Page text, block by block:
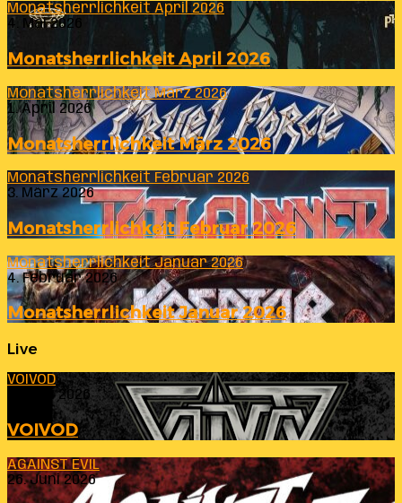
Monatsherrlichkeit April 2026
4. Mai 2026
Monatsherrlichkeit April 2026
Monatsherrlichkeit März 2026
1. April 2026
Monatsherrlichkeit März 2026
Monatsherrlichkeit Februar 2026
3. März 2026
Monatsherrlichkeit Februar 2026
Monatsherrlichkeit Januar 2026
4. Februar 2026
Monatsherrlichkeit Januar 2026
Live
VOIVOD
23. Juli 2026
VOIVOD
AGAINST EVIL
26. Juni 2026